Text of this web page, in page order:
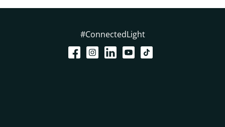
#ConnectedLight